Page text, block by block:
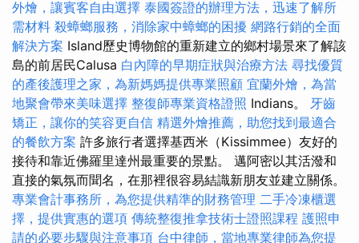
外燴，讓賓客自由選擇 泰國簽證的辦理方法，迅速了解所
需材料 殺蟑螂服務，消除家中蟑螂的困擾 網路行銷的全面
解決方案 Island歷史博物館的重新建立的鄉村場景來了解該
島的前居民Calusa 白內障的早期症狀與治療方法 尋找優質
的產後護理之家，為新媽媽提供專業照顧 宜蘭外燴，為當
地聚會帶來美味選擇 整復師專業資格證照 Indians。 牙齒
矯正，讓你的笑容更自信 精選外燴推薦，助您找到最適合
的餐飲方案 許多旅行者選擇基西米（Kissimmee）友好的
接待和靠近佛羅里達州最重要的景點。 邁阿密以其活潑和
直接的氣氛而聞名，在那裡很容易結識新朋友並建立關係。
專業會計事務所，為您提供精準的財務管理 二手冷凍櫃選
擇，提供實惠的選項 傳統整復推拿技術士證照課程 護照申
請的必要步驟與注意事項 台中律師，當地專業律師為您提